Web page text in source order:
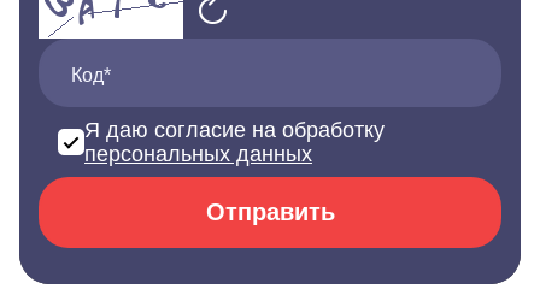
Код*
Я даю согласие на обработку
персональных данных
Отправить